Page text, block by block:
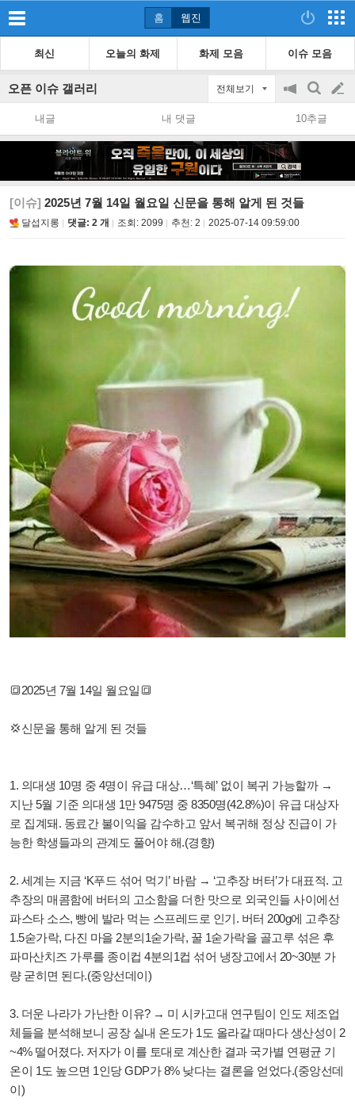
홈 웹진
최신 오늘의 화제 화제 모음 이슈 모음
오픈 이슈 갤러리 전체보기
공
지
on/off
검
색
글
쓰
내글 내 댓글 10추글
[이슈] 2025년 7월 14일 월요일 신문을 통해 알게 된 것들
달섭지롱 댓글: 2 개 조회: 2099 추천: 2 2025-07-14 09:59:00
🔳2025년 7월 14일 월요일🔳
💢신문을 통해 알게 된 것들
1. 의대생 10명 중 4명이 유급 대상…‘특혜’ 없이 복귀 가능할까 →
지난 5월 기준 의대생 1만 9475명 중 8350명(42.8%)이 유급 대상자
로 집계돼. 동료간 불이익을 감수하고 앞서 복귀해 정상 진급이 가
능한 학생들과의 관계도 풀어야 해.(경향)
2. 세계는 지금 ‘K푸드 섞어 먹기’ 바람 → ‘고추장 버터’가 대표적. 고
추장의 매콤함에 버터의 고소함을 더한 맛으로 외국인들 사이에선
파스타 소스, 빵에 발라 먹는 스프레드로 인기. 버터 200g에 고추장
1.5숟가락, 다진 마을 2분의1숟가락, 꿀 1숟가락을 골고루 섞은 후
파마산치즈 가루를 종이컵 4분의1컵 섞어 냉장고에서 20~30분 가
량 굳히면 된다.(중앙선데이)
3. 더운 나라가 가난한 이유? → 미 시카고대 연구팀이 인도 제조업
체들을 분석해보니 공장 실내 온도가 1도 올라갈 때마다 생산성이 2
~4% 떨어졌다. 저자가 이를 토대로 계산한 결과 국가별 연평균 기
온이 1도 높으면 1인당 GDP가 8% 낮다는 결론을 얻었다.(중앙선데
이)